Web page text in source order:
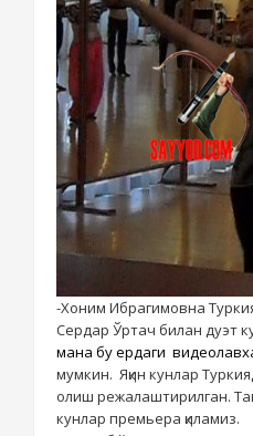
-Хоним Ибрагимовна
Сердар Ўртач билан дуэт
мана бу ердаги
мумкин. Яқин кунлар
олиш режалаштирилган.
кунлар премьера қиламиз.